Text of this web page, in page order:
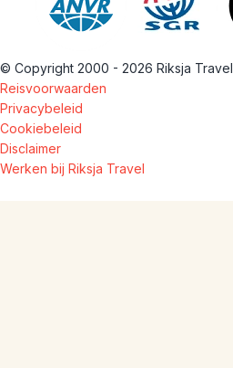
© Copyright 2000 - 2026 Riksja Travel
Reisvoorwaarden
Privacybeleid
Cookiebeleid
Disclaimer
Werken bij Riksja Travel